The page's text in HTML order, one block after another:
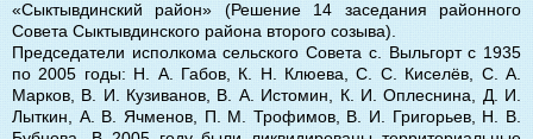
«Сыктывдинский район» (Решение 14 заседания районного
Совета Сыктывдинского района второго созыва).
Председатели исполкома сельского Совета с. Выльгорт с 1935
по 2005 годы: Н. А. Габов, К. Н. Клюева, С. С. Киселёв, С. А.
Марков, В. И. Кузиванов, В. А. Истомин, К. И. Оплеснина, Д. И.
Лыткин, А. В. Ячменов, П. М. Трофимов, В. И. Григорьев, Н. В.